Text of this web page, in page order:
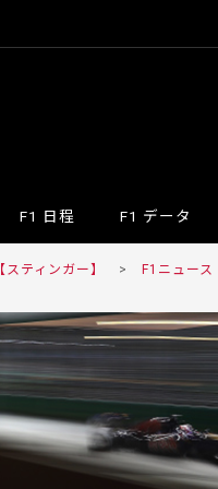
F1 日程 F1 データ
ティンガー】 > F1ニュース